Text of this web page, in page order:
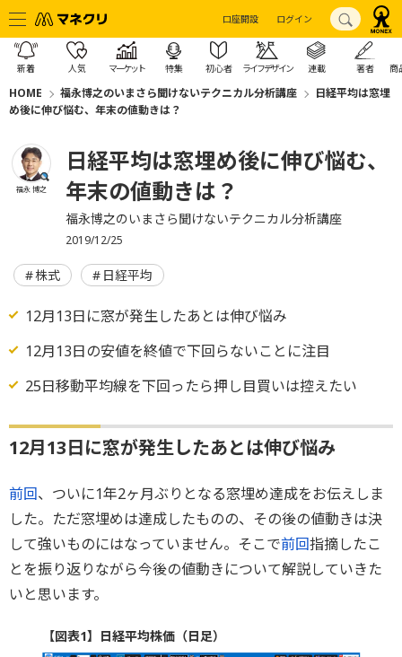
口座開設 ログイン
新着 人気 マーケット 特集 初心者 ライフデザイン 連載 著者 商
HOME 福永博之のいまさら聞けないテクニカル分析講座
日経平均は窓埋
め後に伸び悩む、年末の値動きは？
福永 博之
日経平均は窓埋め後に伸び悩む、
年末の値動きは？
福永博之のいまさら聞けないテクニカル分析講座
2019/12/25
株式 日経平均
12月13日に窓が発生したあとは伸び悩み
12月13日の安値を終値で下回らないことに注目
25日移動平均線を下回ったら押し目買いは控えたい
12月13日に窓が発生したあとは伸び悩み
前回、ついに1年2ヶ月ぶりとなる窓埋め達成をお伝えしま
した。ただ窓埋めは達成したものの、その後の値動きは決
して強いものにはなっていません。そこで前回指摘したこ
とを振り返りながら今後の値動きについて解説していきた
いと思います。
【図表1】日経平均株価（日足）